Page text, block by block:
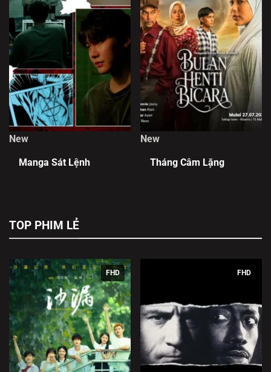
New
Manga Sát Lệnh
New
Tháng Câm Lặng
TOP PHIM LẺ
FHD FHD